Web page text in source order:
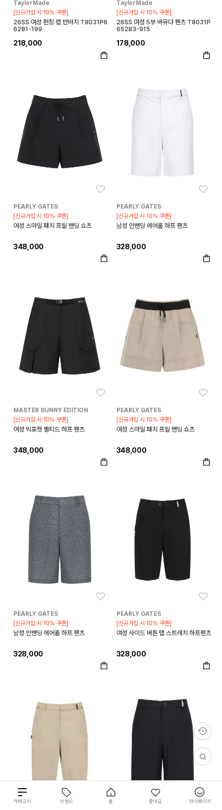
TaylorMade
[신규가입 시 10% 쿠폰]
26SS 여성 펀칭 랩 반바지 T8031P6
6281-199
218,000
TaylorMade
[신규가입 시 10% 쿠폰]
26SS 여성 5부 버뮤다 팬츠 T8031P
65283-915
178,000
PEARLY GATES
[신규가입 시 10% 쿠폰]
여성 스마일 패치 프릴 밴딩 쇼츠
348,000
PEARLY GATES
[신규가입 시 10% 쿠폰]
남성 인밴딩 에어홀 하프 팬츠
328,000
MASTER BUNNY EDITION
[신규가입 시 10% 쿠폰]
여성 빅포켓 벨티드 하프 팬츠
348,000
PEARLY GATES
[신규가입 시 10% 쿠폰]
여성 스마일 패치 프릴 밴딩 쇼츠
348,000
PEARLY GATES
[신규가입 시 10% 쿠폰]
남성 인밴딩 에어홀 하프 팬츠
328,000
PEARLY GATES
[신규가입 시 10% 쿠폰]
여성 사이드 버튼 탭 스트레치 하프팬츠
328,000
좋아요
카테고리 브랜드 홈 좋아요 마이페이지